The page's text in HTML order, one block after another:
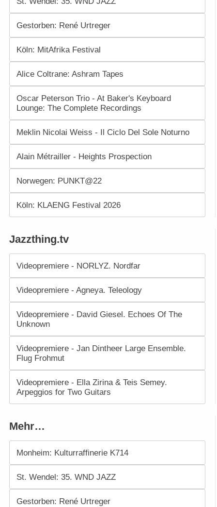
Gestorben: René Urtreger
Köln: MitAfrika Festival
Alice Coltrane: Ashram Tapes
Oscar Peterson Trio - At Baker's Keyboard
Lounge: The Complete Recordings
Meklin Nicolai Weiss - Il Ciclo Del Sole Noturno
Alain Métrailler - Heights Prospection
Norwegen: PUNKT@22
Köln: KLAENG Festival 2026
Jazzthing.tv
Videopremiere - NORLYZ. Nordfar
Videopremiere - Agneya. Teleology
Videopremiere - David Giesel. Echoes Of The
Unknown
Videopremiere - Jan Dintheer Large Ensemble.
Flug Frohmut
Videopremiere - Ella Zirina & Teis Semey.
Arpeggios for Two Guitars
Mehr…
Monheim: Kulturraffinerie K714
St. Wendel: 35. WND JAZZ
Gestorben: René Urtreger